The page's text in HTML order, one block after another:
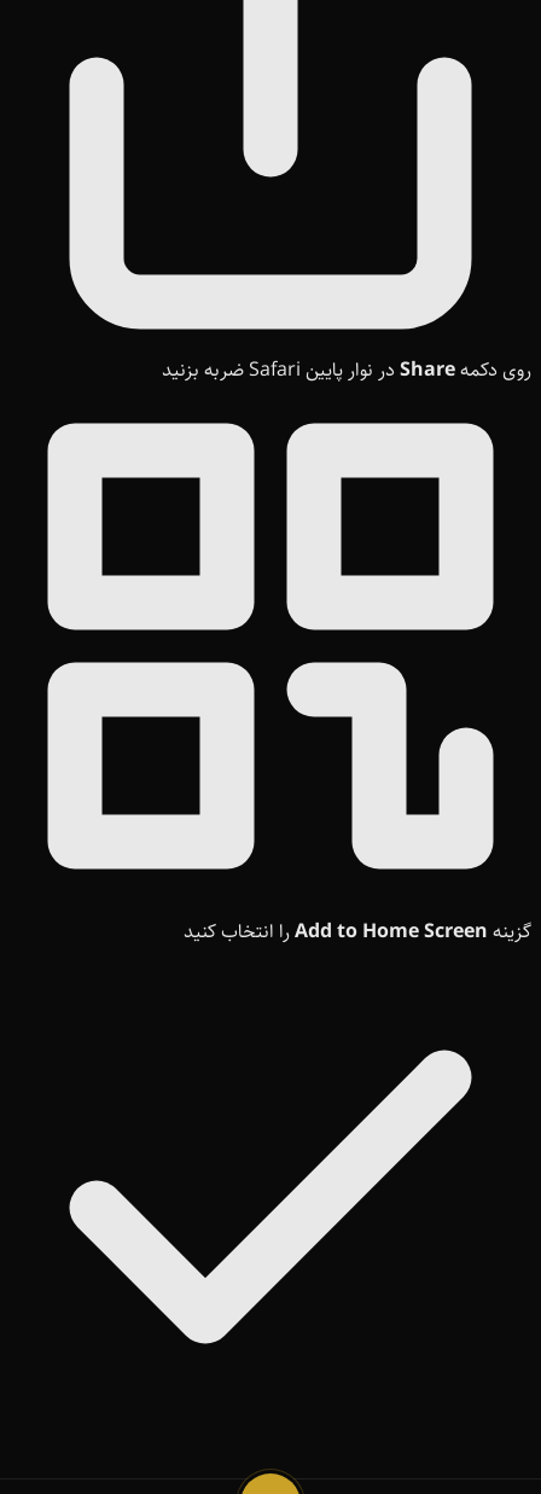
روی دکمهShare در نوار پایین Safari ضربه بزنید
گزینه Add to Home Screenرا انتخاب کنید